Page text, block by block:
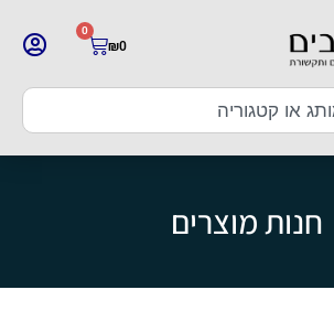
₪0
0
חנות מוצרים